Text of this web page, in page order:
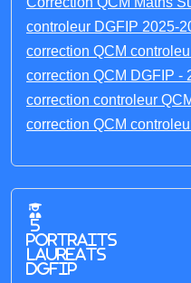
controleur DGFIP 2025-
correction QCM
correction QCM DGFIP -
correction controleur
correction QCM
5
portraits
laureats
DGFIP